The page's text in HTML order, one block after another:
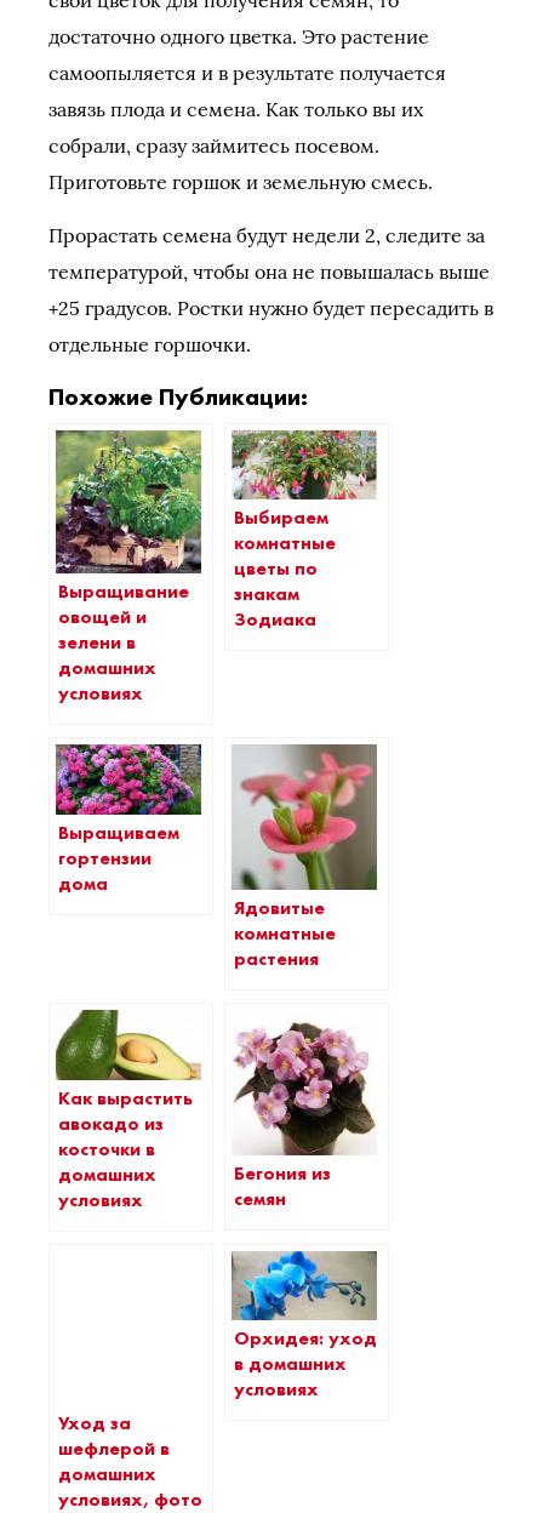
достаточно одного цветка. Это растение
самоопыляется и в результате получается
завязь плода и семена. Как только вы их
собрали, сразу займитесь посевом.
Приготовьте горшок и земельную смесь.
Прорастать семена будут недели 2, следите за
температурой, чтобы она не повышалась выше
+25 градусов. Ростки нужно будет пересадить в
отдельные горшочки.
Похожие Публикации:
Выращивание
овощей и
зелени в
домашних
условиях
Выбираем
комнатные
цветы по
знакам
Зодиака
Выращиваем
гортензии
дома
Ядовитые
комнатные
растения
Как вырастить
авокадо из
косточки в
домашних
условиях
Бегония из
семян
Уход за
шефлерой в
домашних
условиях, фото
Орхидея: уход
в домашних
условиях